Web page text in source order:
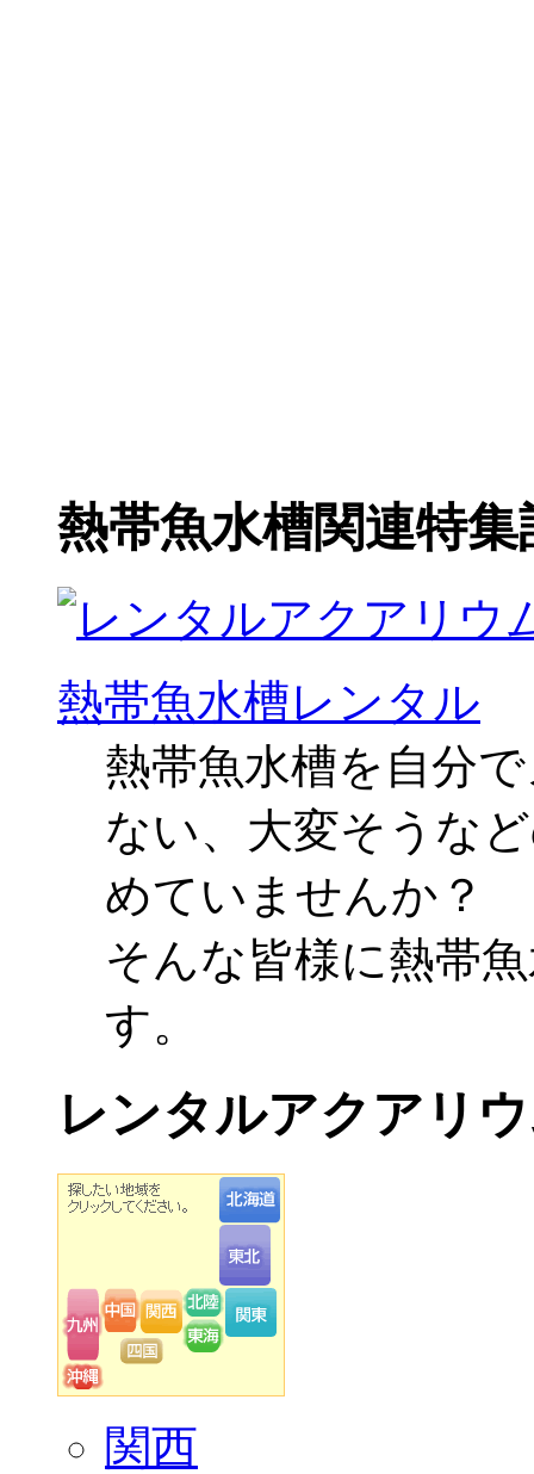
熱帯魚水槽関連特集
熱帯魚水槽レンタル
熱帯魚水槽を自分
ない、大変そうな
めていませんか？
そんな皆様に熱帯
す。
レンタルアクアリ
関西